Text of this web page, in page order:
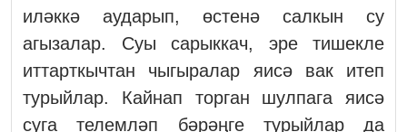
иләккә аударып, өстенә салкын су
агызалар. Суы сарыккач, эре тишекле
иттарткычтан чыгыралар яисә вак итеп
турыйлар. Кайнап торган шулпага яисә
суга телемләп бәрәңге турыйлар да